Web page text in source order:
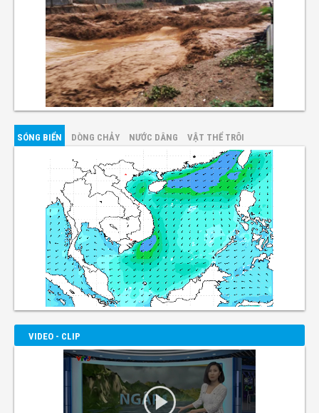
SÓNG BIỂN DÒNG CHẢY NƯỚC DÂNG VẬT THỂ TRÔI
VIDEO - CLIP